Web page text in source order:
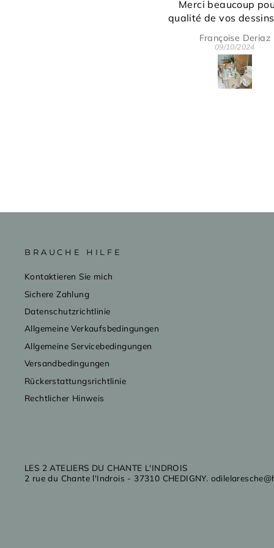
magnifique
jeanne ANGLES
26/09/2024
BRAUCHE HILFE
Kontaktieren Sie mich
Sichere Zahlung
Datenschutzrichtlinie
Allgemeine Verkaufsbedingungen
Allgemeine Servicebedingungen
Versandbedingungen
Rückerstattungsrichtlinie
Rechtlicher Hinweis
LES 2 ATELIERS DU CHANTE L'INDROIS
2 rue du Chante l'Indrois - 37310 CHEDIGNY.